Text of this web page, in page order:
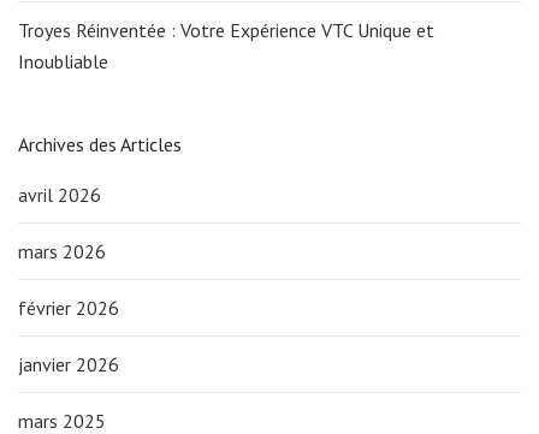
Troyes Réinventée : Votre Expérience VTC Unique et
Inoubliable
Archives des Articles
avril 2026
mars 2026
février 2026
janvier 2026
mars 2025